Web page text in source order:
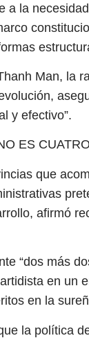
a la
Man, la
y efectivo”.
ES CUATRO
que
afirmó
“dos más
en un
en la
la política